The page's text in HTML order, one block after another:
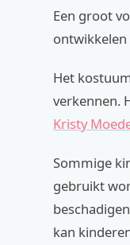
Een groot
Het
verkennen.
Kristy
Sommige
gebruikt
kan